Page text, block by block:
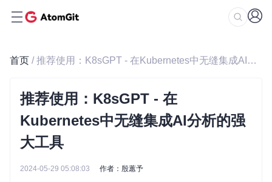
首页 / 推荐使用：K8sGPT - 在Kubernetes中无缝集成AI分析的强大工具
推荐使用：K8sGPT - 在
Kubernetes中无缝集成AI分析的强
大工具
2024-05-29 05:08:03 作者：殷蕙予